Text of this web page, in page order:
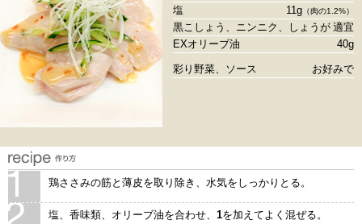
塩 11g （肉の1.2%）
黒こしょう、ニンニク、しょうが 適宜
EXオリーブ油
40g
彩り野菜、ソース お好みで
鶏ささみの筋と薄皮を取り除き、水気をしっかりとる。
塩、香味類、オリーブ油を合わせ、 1を加えてよく混ぜる。